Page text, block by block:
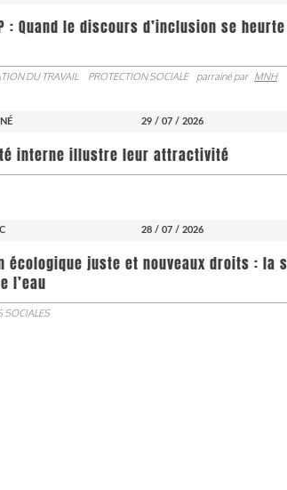
: Quand le discours d’inclusion se
DU TRAVAIL PROTECTION SOCIALE parrainé par MNH
29 / 07 / 2026
interne illustre leur attractivité
28 / 07 / 2026
juste et nouveaux droits : la
l’eau
SOCIALES